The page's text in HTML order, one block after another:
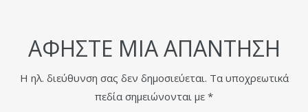
ΑΦΉΣΤΕ ΜΙΑ ΑΠΆΝΤΗΣΗ
Η ηλ. διεύθυνση σας δεν δημοσιεύεται. Τα υποχρεωτικά
πεδία σημειώνονται με *